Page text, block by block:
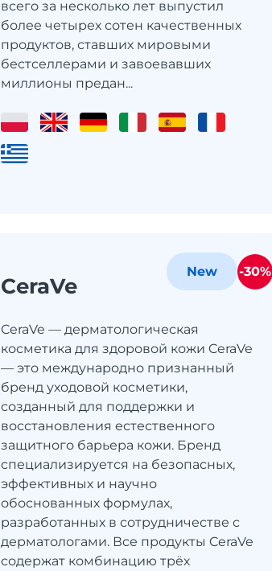
всего за несколько лет выпустил
более четырех сотен качественных
продуктов, ставших мировыми
бестселлерами и завоевавших
миллионы предан...
CeraVe
CeraVe — дерматологическая
косметика для здоровой кожи CeraVe
— это международно признанный
бренд уходовой косметики,
созданный для поддержки и
восстановления естественного
защитного барьера кожи. Бренд
специализируется на безопасных,
эффективных и научно
обоснованных формулах,
разработанных в сотрудничестве с
дерматологами. Все продукты CeraVe
содержат комбинацию трёх
New -30%